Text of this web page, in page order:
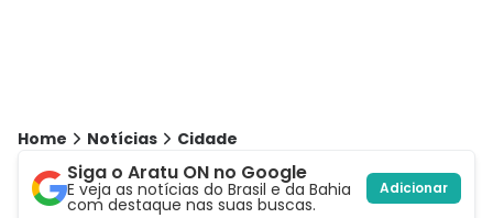
Home Notícias Cidade
Siga o Aratu ON no Google
E veja as notícias do Brasil e da Bahia
com destaque nas suas buscas.
Adicionar